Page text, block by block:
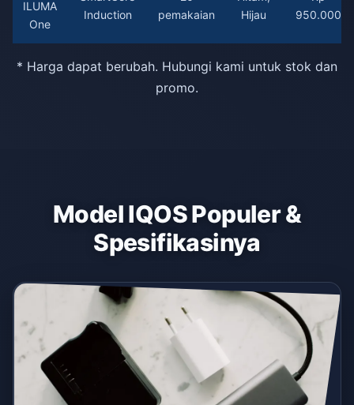
ILUMA
One
Induction
pemakaian
Hijau
950.000
* Harga dapat berubah. Hubungi kami untuk stok dan
promo.
Model IQOS Populer &
Spesifikasinya